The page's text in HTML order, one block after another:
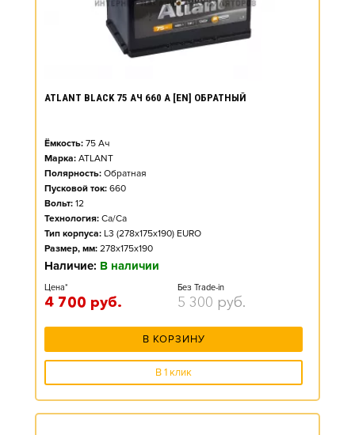
ATLANT BLACK 75 АЧ 660 А [EN] ОБРАТНЫЙ
Ёмкость: 75 Ач
Марка: ATLANT
Полярность: Обратная
Пусковой ток: 660
Вольт: 12
Технология: Ca/Ca
Тип корпуса: L3 (278x175x190) EURO
Размер, мм: 278x175x190
Наличие: В наличии
Цена*
4 700 руб.
Без Trade-in
5 300 руб.
В КОРЗИНУ
В 1 клик